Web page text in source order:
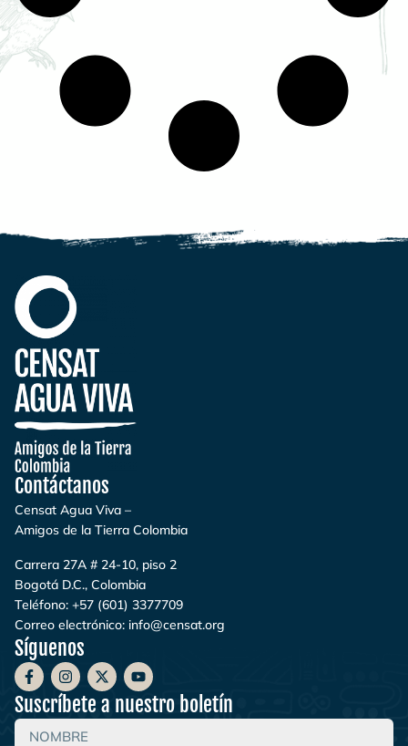
Contáctanos
Censat Agua Viva –
Amigos de la Tierra Colombia
Carrera 27A # 24-10, piso 2
Bogotá D.C., Colombia
Teléfono: +57 (601) 3377709
Correo electrónico: info@censat.org
Síguenos
Suscríbete a nuestro boletín